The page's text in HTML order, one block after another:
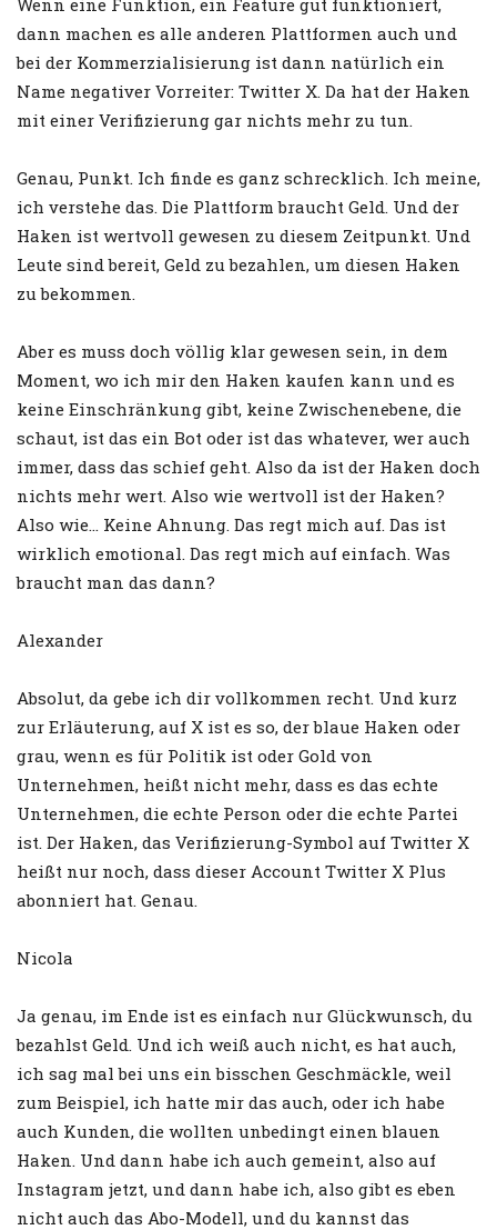
dann machen es alle anderen Plattformen auch und
bei der Kommerzialisierung ist dann natürlich ein
Name negativer Vorreiter: Twitter X. Da hat der Haken
mit einer Verifizierung gar nichts mehr zu tun.
Genau, Punkt. Ich finde es ganz schrecklich. Ich meine,
ich verstehe das. Die Plattform braucht Geld. Und der
Haken ist wertvoll gewesen zu diesem Zeitpunkt. Und
Leute sind bereit, Geld zu bezahlen, um diesen Haken
zu bekommen.
Aber es muss doch völlig klar gewesen sein, in dem
Moment, wo ich mir den Haken kaufen kann und es
keine Einschränkung gibt, keine Zwischenebene, die
schaut, ist das ein Bot oder ist das whatever, wer auch
immer, dass das schief geht. Also da ist der Haken doch
nichts mehr wert. Also wie wertvoll ist der Haken?
Also wie… Keine Ahnung. Das regt mich auf. Das ist
wirklich emotional. Das regt mich auf einfach. Was
braucht man das dann?
Alexander
Absolut, da gebe ich dir vollkommen recht. Und kurz
zur Erläuterung, auf X ist es so, der blaue Haken oder
grau, wenn es für Politik ist oder Gold von
Unternehmen, heißt nicht mehr, dass es das echte
Unternehmen, die echte Person oder die echte Partei
ist. Der Haken, das Verifizierung-Symbol auf Twitter X
heißt nur noch, dass dieser Account Twitter X Plus
abonniert hat. Genau.
Nicola
Ja genau, im Ende ist es einfach nur Glückwunsch, du
bezahlst Geld. Und ich weiß auch nicht, es hat auch,
ich sag mal bei uns ein bisschen Geschmäckle, weil
zum Beispiel, ich hatte mir das auch, oder ich habe
auch Kunden, die wollten unbedingt einen blauen
Haken. Und dann habe ich auch gemeint, also auf
Instagram jetzt, und dann habe ich, also gibt es eben
nicht auch das Abo-Modell, und du kannst das